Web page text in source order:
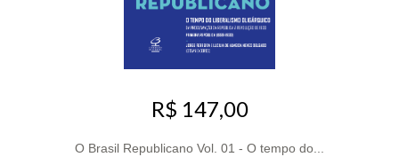
R$ 147,00
O Brasil Republicano Vol. 01 - O tempo do...